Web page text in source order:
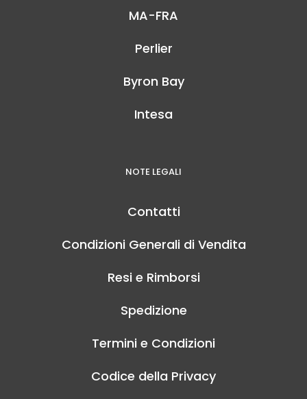
MA-FRA
Perlier
Byron Bay
Intesa
NOTE LEGALI
Contatti
Condizioni Generali di Vendita
Resi e Rimborsi
Spedizione
Termini e Condizioni
Codice della Privacy